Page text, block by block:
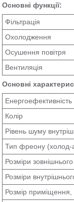
Основні функції:
Фільтрація
Охолодження
Осушення повітря
Вентиляція
Основні
Колір
Рівень шуму
Тип фреону (холод-
Розміри
Розміри
Розмір